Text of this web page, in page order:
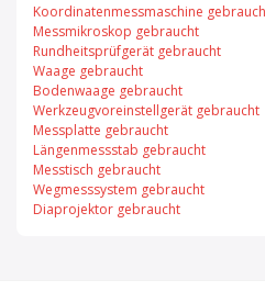
Koordinatenmessmaschine
Messmikroskop gebraucht
Rundheitsprüfgerät gebraucht
Waage gebraucht
Bodenwaage gebraucht
Werkzeugvoreinstellgerät gebraucht
Messplatte gebraucht
Längenmessstab gebraucht
Messtisch gebraucht
Wegmesssystem gebraucht
Diaprojektor gebraucht